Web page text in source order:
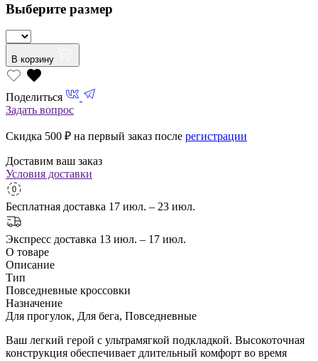
Выберите размер
В корзину
Поделиться
Задать вопрос
Скидка 500 ₽ на первый заказ после регистрации
Доставим ваш заказ
Условия доставки
Бесплатная доставка 17 июл. – 23 июл.
Экспресс доставка 13 июл. – 17 июл.
О товаре
Описание
Тип
Повседневные кроссовки
Назначение
Для прогулок, Для бега, Повседневные
Ваш легкий герой с ультрамягкой подкладкой. Высокоточная
конструкция обеспечивает длительный комфорт во время